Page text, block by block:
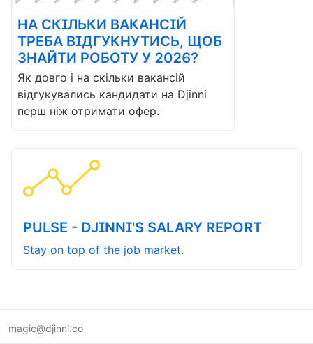
НА СКІЛЬКИ ВАКАНСІЙ
ТРЕБА ВІДГУКНУТИСЬ, ЩОБ
ЗНАЙТИ РОБОТУ У 2026?
Як довго і на скільки вакансій
відгукувались кандидати на Djinni
перш ніж отримати офер.
PULSE - DJINNI'S SALARY REPORT
Stay on top of the job market.
magic@djinni.co